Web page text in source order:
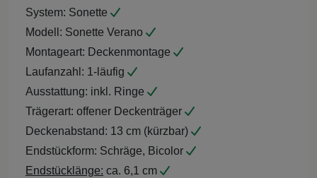
System: Sonette
Modell: Sonette Verano
Montageart: Deckenmontage
Laufanzahl: 1-läufig
Ausstattung: inkl. Ringe
Trägerart: offener Deckenträger
Deckenabstand: 13 cm (kürzbar)
Endstückform: Schräge, Bicolor
Endstücklänge: ca. 6,1 cm